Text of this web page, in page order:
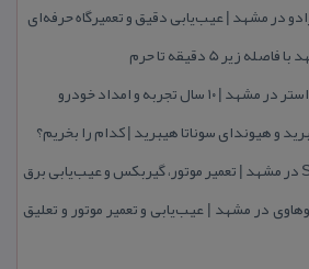
در مشهد | عیب‌یابی دقیق و تعمیرگاه حرفه‌ای
زیر 5 دقیقه تا حرم
تجربه و امداد خودرو
و هیوندای سوناتا هیبرید | كدام را بخریم؟
در مشهد | عیب‌یابی و تعمیر موتور و تعلیق